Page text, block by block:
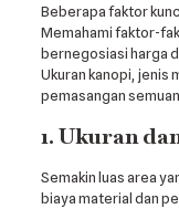
Beberapa faktor
Memahami faktor-
bernegosiasi harga
Ukuran kanopi, jenis
pemasangan
1. Ukuran
Semakin luas area
biaya material dan